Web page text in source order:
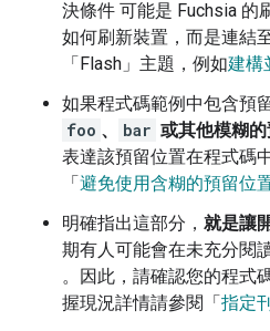
決條件 可能是 Fuchsia 的
如何刷新裝置，而是連結
「Flash」主題，例如建構
如果程式碼範例中包含預
foo 、 bar 或其他模糊
表達該預留位置在程式碼
「避免使用含糊的預留位
明確指出這部分， 就是讓
期有人可能會在未充分閱
。因此，請確認您的程式
握現況詳情請參閱「指定